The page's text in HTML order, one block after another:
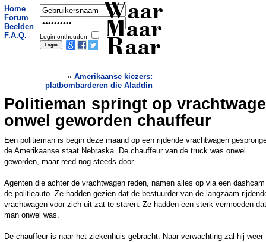
Home
Forum
Beelden
F.A.Q.
Login onthouden
Waar
Maar
Raar
« Amerikaanse kiezers:
platbombarderen die Aladdin
Klungelige dieven gevat door
boodschappenlijstje »
Politieman springt op
onwel geworden chauffeur
Een politieman is begin deze maand op een rijdende vrachtwagen
de Amerikaanse staat Nebraska. De chauffeur van de truck was onwel
geworden, maar reed nog steeds door.
Agenten die achter de vrachtwagen reden, namen alles op via een
de politieauto. Ze hadden gezien dat de bestuurder van de langzaam
vrachtwagen voor zich uit zat te staren. Ze hadden een sterk vermoeden
man onwel was.
De chauffeur is naar het ziekenhuis gebracht. Naar verwachting zal hij weer